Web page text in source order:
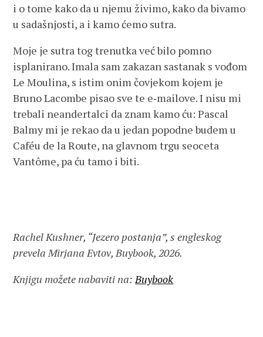
i o tome kako da u njemu živimo, kako da bivamo
u sadašnjosti, a i kamo ćemo sutra.
Moje je sutra tog trenutka već bilo pomno
isplanirano. Imala sam zakazan sastanak s vođom
Le Moulina, s istim onim čovjekom kojem je
Bruno Lacombe pisao sve te e‑mailove. I nisu mi
trebali neandertalci da znam kamo ću: Pascal
Balmy mi je rekao da u jedan popodne budem u
Caféu de la Route, na glavnom trgu seoceta
Vantôme, pa ću tamo i biti.
Rachel Kushner, “Jezero postanja”, s engleskog
prevela Mirjana Evtov, Buybook, 2026.
Knjigu možete nabaviti na:Buybook